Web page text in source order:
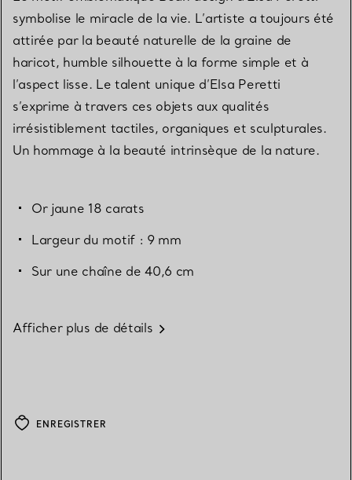
symbolise le miracle de la vie. L’artiste a toujours été
attirée par la beauté naturelle de la graine de
haricot, humble silhouette à la forme simple et à
l’aspect lisse. Le talent unique d’Elsa Peretti
s’exprime à travers ces objets aux qualités
irrésistiblement tactiles, organiques et sculpturales.
Un hommage à la beauté intrinsèque de la nature.
Or jaune 18 carats
Largeur du motif : 9 mm
Sur une chaîne de 40,6 cm
Afficher plus de détails
ENREGISTRER